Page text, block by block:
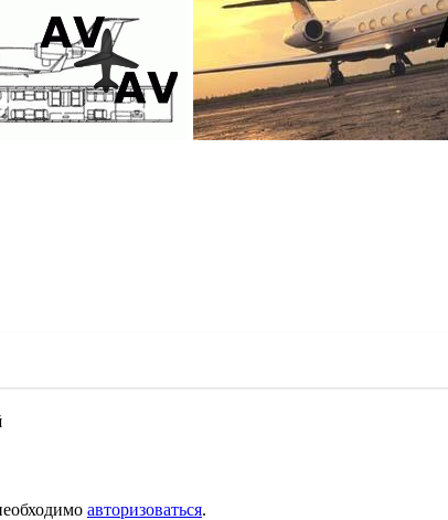
авторизоваться.